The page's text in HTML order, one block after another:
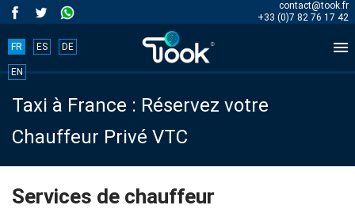
contact@took.fr
+33 (0)7 82 76 17 42

FR ES DE
EN
Taxi à France : Réservez votre
Chauffeur Privé VTC
Book
your
trip
now!
Services de chauffeur